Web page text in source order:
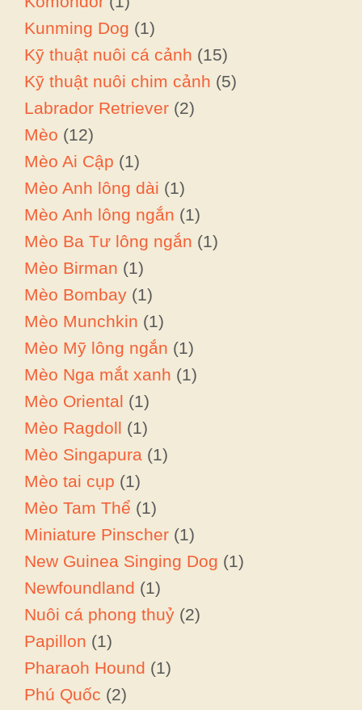
Kunming Dog (1)
Kỹ thuật nuôi cá cảnh (15)
Kỹ thuật nuôi chim cảnh (5)
Labrador Retriever (2)
Mèo (12)
Mèo Ai Cập (1)
Mèo Anh lông dài (1)
Mèo Anh lông ngắn (1)
Mèo Ba Tư lông ngắn (1)
Mèo Birman (1)
Mèo Bombay (1)
Mèo Munchkin (1)
Mèo Mỹ lông ngắn (1)
Mèo Nga mắt xanh (1)
Mèo Oriental (1)
Mèo Ragdoll (1)
Mèo Singapura (1)
Mèo tai cụp (1)
Mèo Tam Thể (1)
Miniature Pinscher (1)
New Guinea Singing Dog (1)
Newfoundland (1)
Nuôi cá phong thuỷ (2)
Papillon (1)
Pharaoh Hound (1)
Phú Quốc (2)